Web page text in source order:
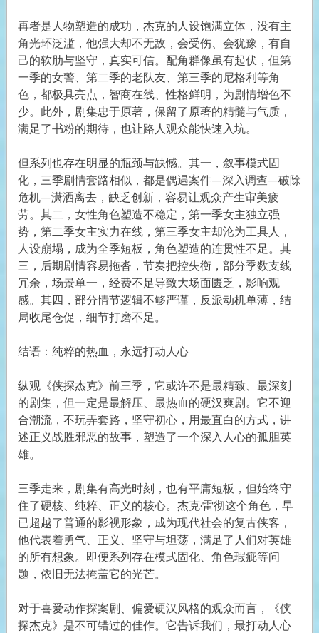
再者是人物塑造的成功，杰克的人设饱满立体，没有主
角光环泛滥，他强大却不无敌，会受伤、会犹豫，有自
己的软肋与坚守，真实可信。配角群像虽有起伏，但第
一季的女警、第二季的老队友、第三季的尼格利等角
色，都极具亮点，智商在线、性格鲜明，为剧情增色不
少。此外，剧集忠于原著，保留了原著的精髓与气质，
满足了书粉的期待，也让路人观众能快速入坑。
但系列也存在明显的瓶颈与缺憾。其一，叙事模式固
化，三季剧情套路相似，都是偶遇案件—深入调查—破除
危机—潇洒离去，缺乏创新，容易让观众产生审美疲
劳。其二，女性角色塑造不稳定，第一季女主独立强
势，第二季女主实力在线，第三季女主却沦为工具人，
人设崩塌，成为全季短板，角色塑造的连贯性不足。其
三，后期剧情容易拖沓，节奏把控失衡，部分季数支线
冗余，场景单一，经费不足导致大场面匮乏，影响观
感。其四，部分情节逻辑不够严谨，反派动机单薄，结
局收尾仓促，细节打磨不足。
结语：纯粹的热血，永远打动人心
纵观《侠探杰克》前三季，它或许不是最精致、最深刻
的剧集，但一定是最解压、最热血的硬汉爽剧。它不迎
合潮流，不玩弄套路，坚守初心，用最直白的方式，讲
述正义战胜邪恶的故事，塑造了一个深入人心的孤胆英
雄。
三季走来，剧集有高光时刻，也有平庸短板，但始终守
住了硬核、纯粹、正义的核心。杰克·雷彻这个角色，早
已超越了普通的影视形象，成为现代社会的复古侠客，
他代表着勇气、正义、坚守与坦荡，满足了人们对英雄
的所有想象。即便系列存在模式固化、角色瑕疵等问
题，依旧无法掩盖它的光芒。
对于喜爱动作探案剧、偏爱硬汉风格的观众而言，《侠
探杰克》是不可错过的佳作。它告诉我们，最打动人心